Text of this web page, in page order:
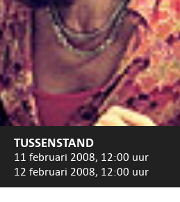
TUSSENSTAND
11 februari 2008, 12:00 uur
12 februari 2008, 12:00 uur